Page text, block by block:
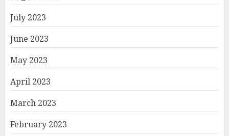
July 2023
June 2023
May 2023
April 2023
March 2023
February 2023